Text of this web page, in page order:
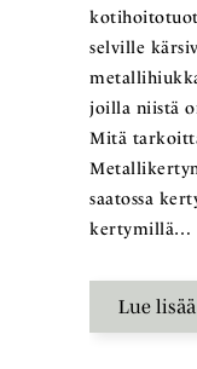
selville
joilla niistä
Mitä
saatossa
kertymillä…
Lue lisää